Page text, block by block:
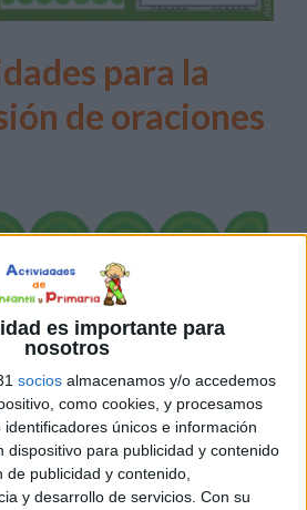
es importante para
nosotros
socios almacenamos y/o accedemos
como cookies, y procesamos
únicos e información
dispositivo para publicidad y contenido
de publicidad y contenido,
y desarrollo de servicios. Con su
para la
de oraciones